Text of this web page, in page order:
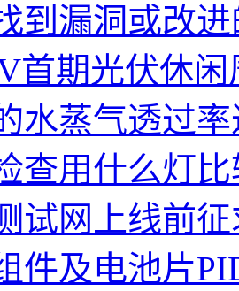
到漏洞或改
首期光伏休
水蒸气透过
查用什么灯
试网上线前
件及电池片